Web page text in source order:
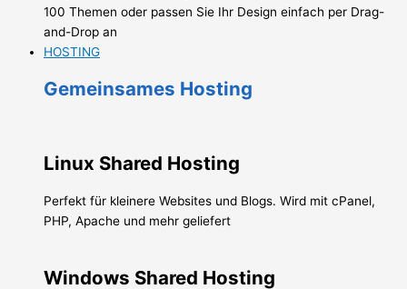
100 Themen oder passen Sie Ihr Design einfach per Drag-
and-Drop an
HOSTING
Gemeinsames Hosting
Linux Shared Hosting
Perfekt für kleinere Websites und Blogs. Wird mit cPanel,
PHP, Apache und mehr geliefert
Windows Shared Hosting